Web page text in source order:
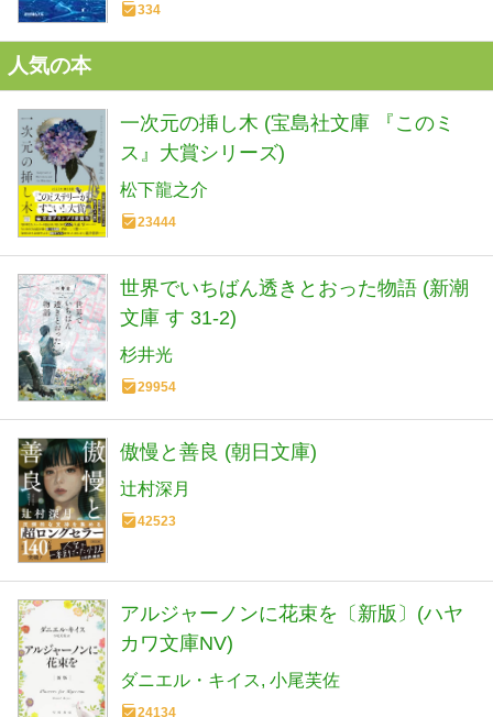
334
人気の本
一次元の挿し木 (宝島社文庫 『このミ
ス』大賞シリーズ)
松下龍之介
23444
世界でいちばん透きとおった物語 (新潮
文庫 す 31-2)
杉井光
29954
傲慢と善良 (朝日文庫)
辻村深月
42523
アルジャーノンに花束を〔新版〕(ハヤ
カワ文庫NV)
ダニエル・キイス 小尾芙佐
24134